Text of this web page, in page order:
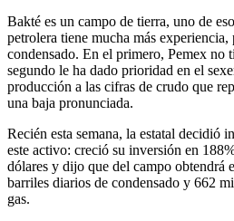
Bakté es un campo de tierra, uno de
petrolera tiene mucha más
condensado. En el primero, Pemex no
segundo le ha dado prioridad en el
producción a las cifras de crudo que
una baja pronunciada.
Recién esta semana, la estatal decidió
este activo: creció su inversión en
dólares y dijo que del campo obtendrá
barriles diarios de condensado y 662
gas.